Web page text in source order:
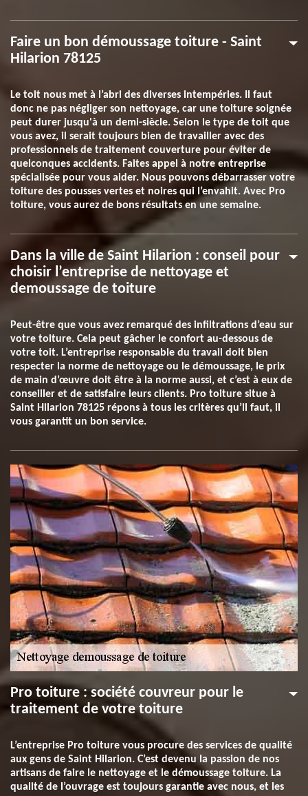
Faire un bon démoussage toiture - Saint
Hilarion 78125
Le toit nous met à l’abri des diverses intempéries. Il faut
donc ne pas négliger son nettoyage, car une toiture soignée
peut durer jusqu'à un demi-siècle. Selon le type de toit que
vous avez, il serait toujours bien de travailler avec des
professionnels de traitement couverture pour éviter de
quelconques accidents. Faites appel à notre entreprise
spécialisée pour vous aider. Nous pouvons débarrasser votre
toiture des pousses vertes et noires qui l’envahit. Avec Pro
toiture, vous aurez de bons résultats en une semaine.
Dans la ville de Saint Hilarion : conseil pour
choisir l’entreprise de nettoyage et
demoussage de toiture
Peut-être que vous avez remarqué des infiltrations d’eau sur
votre toiture. Cela peut gâcher le confort au-dessous de
votre toit. L’entreprise responsable du travail doit bien
respecter la norme de nettoyage ou le démoussage, le prix
de main d’œuvre doit être à la norme aussi, et c’est à eux de
conseiller et de satisfaire leurs clients. Pro toiture situe à
Saint Hilarion 78125 répons à tous les critères qu’il faut, il
vous garantit un bon service.
Pro toiture : société couvreur pour le
traitement de votre toiture
L’entreprise Pro toiture vous procure des services de qualité
aux gens de Saint Hilarion. C’est devenu la passion de nos
artisans de faire le nettoyage et le démoussage toiture. La
qualité de l’ouvrage est toujours garantie avec nous, et les